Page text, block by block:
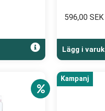
596,00 SEK
Lägg i
Kampanj